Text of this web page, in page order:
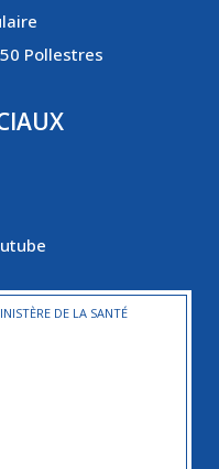
Pollestres
DE LA SANTÉ